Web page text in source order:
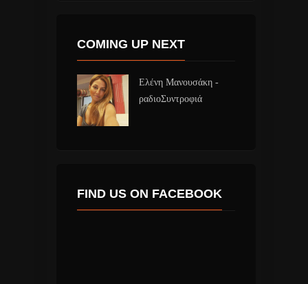
COMING UP NEXT
Ελένη Μανουσάκη -
ραδιοΣυντροφιά
FIND US ON FACEBOOK